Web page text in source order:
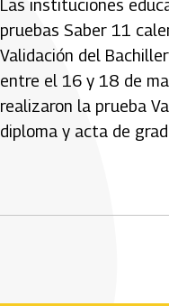
Las instituciones
pruebas Saber 11
Validación del
entre el 16 y 18 de
realizaron la prueba
diploma y acta de